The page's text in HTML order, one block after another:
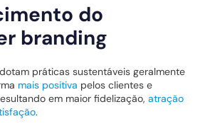
do
branding
práticas sustentáveis geralmente
mais positiva pelos clientes e
em maior fidelização, atração
.